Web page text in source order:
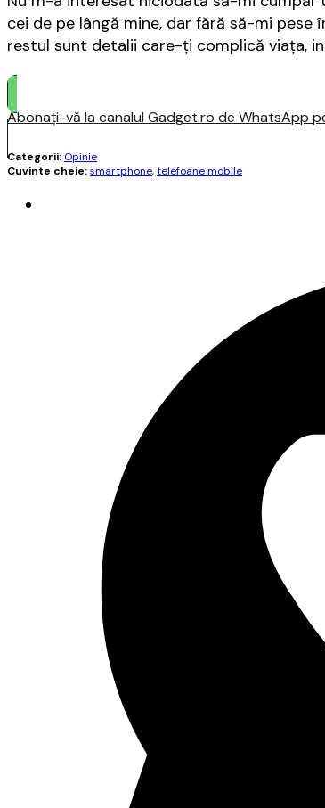
cei de pe lângă mine, dar fără să-mi
restul sunt detalii care-ți complică viața,
Abonați-vă la canalul Gadget.ro de WhatsApp
Categorii: Opinie
Cuvinte cheie:smartphone,telefoane mobile